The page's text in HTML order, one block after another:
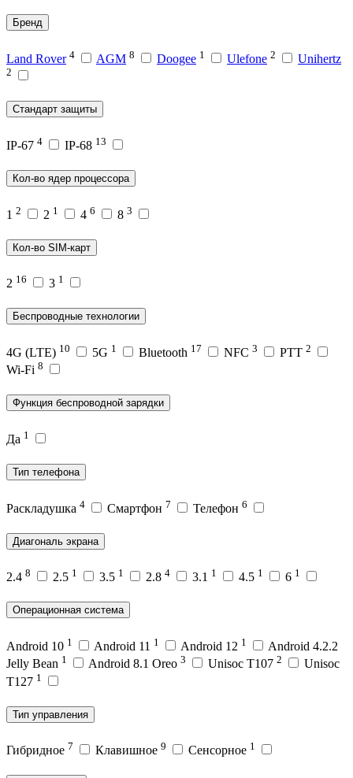
Бренд
Land Rover 4 AGM 8 Doogee 1 Ulefone 2 Unihertz
2
Стандарт защиты
IP-67 4 IP-68 13
Кол-во ядер процессора
1 2 2 1 4 6 8 3
Кол-во SIM-карт
2 16 3 1
Беспроводные технологии
4G (LTE) 10 5G 1 Bluetooth 17 NFC 3 PTT 2
Wi-Fi 8
Функция беспроводной зарядки
Да 1
Тип телефона
Раскладушка 4 Смартфон 7 Телефон 6
Диагональ экрана
2.4 8 2.5 1 3.5 1 2.8 4 3.1 1 4.5 1 6 1
Операционная система
Android 10 1 Android 11 1 Android 12 1
Android 4.2.2
Jelly Bean 1 Android 8.1 Oreo 3 Unisoc T107 2
Unisoc
T127 1
Тип управления
Гибридное 7 Клавишное 9 Сенсорное 1